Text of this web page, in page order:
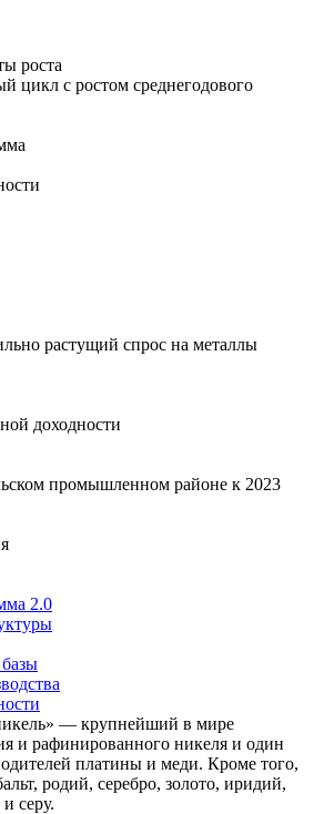
роста
цикл с ростом среднегодового
растущий спрос на металлы
доходности
промышленном районе к 2023
2.0
— крупнейший в мире
и рафинированного никеля и один
платины и меди. Кроме того,
родий, серебро, золото, иридий,
серу.